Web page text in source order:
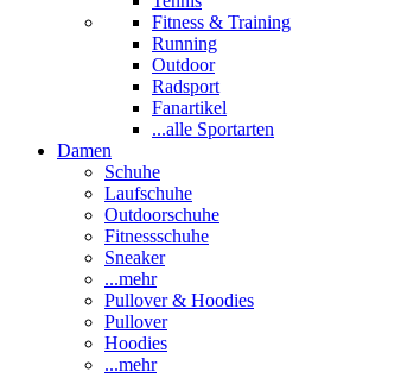
Fitness & Training
Running
Outdoor
Radsport
Fanartikel
...alle Sportarten
Damen
Schuhe
Laufschuhe
Outdoorschuhe
Fitnessschuhe
Sneaker
...mehr
Pullover & Hoodies
Pullover
Hoodies
...mehr